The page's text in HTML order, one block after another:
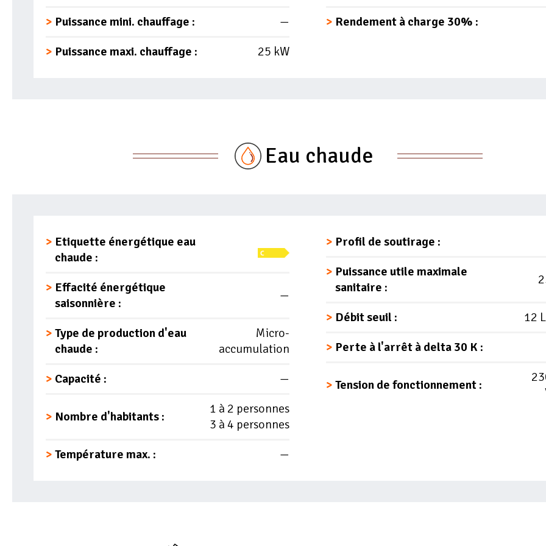
Puissance mini. chauffage :
—
Puissance maxi. chauffage :
25 kW
Rendement à charge 30% :
Eau chaude
Etiquette énergétique eau
chaude :
Effacité énergétique
saisonnière :
—
Type de production d'eau
chaude :
Micro-
accumulation
Capacité :
—
Nombre d'habitants :
1 à 2 personnes
3 à 4 personnes
Température max. :
—
Profil de soutirage :
Puissance utile maximale
sanitaire :
Débit seuil :
12
Perte à l'arrêt à delta 30 K :
Tension de fonctionnement :